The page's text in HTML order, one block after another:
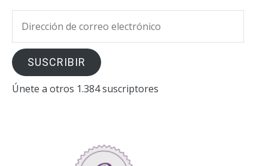
correo
electrónico
SUSCRIBIR
Únete a otros 1.384 suscriptores